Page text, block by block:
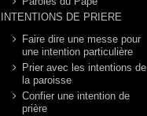
INTENTIONS DE PRIERE
Faire dire une messe pour
une intention particulière
Prier avec les intentions de
la paroisse
Confier une intention de
prière